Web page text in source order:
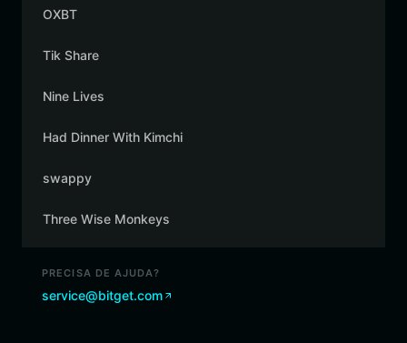
OXBT
Tik Share
Nine Lives
Had Dinner With Kimchi
swappy
Three Wise Monkeys
PRECISA DE AJUDA?
service@bitget.com